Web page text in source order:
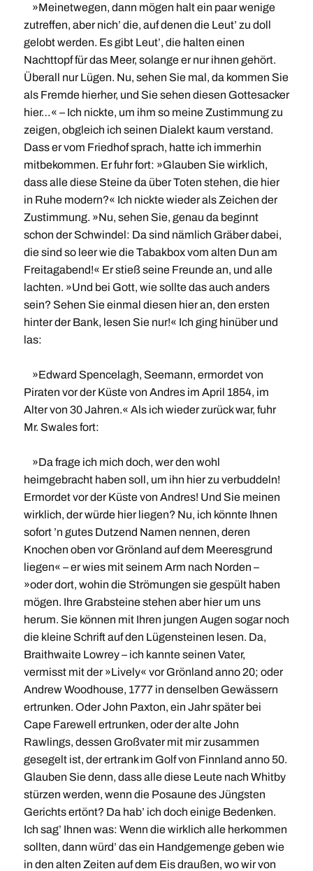
»Meinetwegen, dann mögen halt ein paar wenige
zutreffen, aber nich’ die, auf denen die Leut’ zu doll
gelobt werden. Es gibt Leut’, die halten einen
Nachttopf für das Meer, solange er nur ihnen gehört.
Überall nur Lügen. Nu, sehen Sie mal, da kommen Sie
als Fremde hierher, und Sie sehen diesen Gottesacker
hier…« – Ich nickte, um ihm so meine Zustimmung zu
zeigen, obgleich ich seinen Dialekt kaum verstand.
Dass er vom Friedhof sprach, hatte ich immerhin
mitbekommen. Er fuhr fort: »Glauben Sie wirklich,
dass alle diese Steine da über Toten stehen, die hier
in Ruhe modern?« Ich nickte wieder als Zeichen der
Zustimmung. »Nu, sehen Sie, genau da beginnt
schon der Schwindel: Da sind nämlich Gräber dabei,
die sind so leer wie die Tabakbox vom alten Dun am
Freitagabend!« Er stieß seine Freunde an, und alle
lachten. »Und bei Gott, wie sollte das auch anders
sein? Sehen Sie einmal diesen hier an, den ersten
hinter der Bank, lesen Sie nur!« Ich ging hinüber und
las:
»Edward Spencelagh, Seemann, ermordet von
Piraten vor der Küste von Andres im April 1854, im
Alter von 30 Jahren.« Als ich wieder zurück war, fuhr
Mr. Swales fort:
»Da frage ich mich doch, wer den wohl
heimgebracht haben soll, um ihn hier zu verbuddeln!
Ermordet vor der Küste von Andres! Und Sie meinen
wirklich, der würde hier liegen? Nu, ich könnte Ihnen
sofort ’n gutes Dutzend Namen nennen, deren
Knochen oben vor Grönland auf dem Meeresgrund
liegen« – er wies mit seinem Arm nach Norden –
»oder dort, wohin die Strömungen sie gespült haben
mögen. Ihre Grabsteine stehen aber hier um uns
herum. Sie können mit Ihren jungen Augen sogar noch
die kleine Schrift auf den Lügensteinen lesen. Da,
Braithwaite Lowrey – ich kannte seinen Vater,
vermisst mit der »Lively« vor Grönland anno 20; oder
Andrew Woodhouse, 1777 in denselben Gewässern
ertrunken. Oder John Paxton, ein Jahr später bei
Cape Farewell ertrunken, oder der alte John
Rawlings, dessen Großvater mit mir zusammen
gesegelt ist, der ertrank im Golf von Finnland anno 50.
Glauben Sie denn, dass alle diese Leute nach Whitby
stürzen werden, wenn die Posaune des Jüngsten
Gerichts ertönt? Da hab’ ich doch einige Bedenken.
Ich sag’ Ihnen was: Wenn die wirklich alle herkommen
sollten, dann würd’ das ein Handgemenge geben wie
in den alten Zeiten auf dem Eis draußen, wo wir von